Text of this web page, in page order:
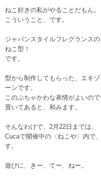
ねこ好きの私がやることだもん。
こういうこと、です。
ジャパンスタイルフレグランスの
ねこ型！
です。
型から制作してもらった、エキ
ーンです。
このぶちゃかわな表情がよいので
置いてあると、和みます。
そんなわけで、2月22日までは
Cucaで開催中の〈ねこや〉内で
す。
遊びに、きー、てー、ねー。